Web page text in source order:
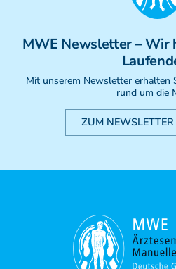
MWE Newsletter– Wir
Mit unserem Newsletter erhalten
rund um die
ZUM